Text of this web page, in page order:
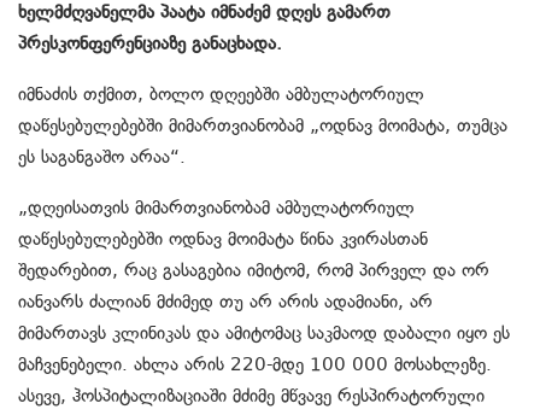
ხელმძღვანელმა პაატა იმნაძემ დღეს გამართ
პრესკონფერენციაზე განაცხადა.
იმნაძის თქმით, ბოლო დღეებში ამბულატორიულ
დაწესებულებებში მიმართვიანობამ „ოდნავ მოიმატა, თუმცა
ეს საგანგაშო არაა“.
„დღეისათვის მიმართვიანობამ ამბულატორიულ
დაწესებულებებში ოდნავ მოიმატა წინა კვირასთან
შედარებით, რაც გასაგებია იმიტომ, რომ პირველ და ორ
იანვარს ძალიან მძიმედ თუ არ არის ადამიანი, არ
მიმართავს კლინიკას და ამიტომაც საკმაოდ დაბალი იყო ეს
მაჩვენებელი. ახლა არის 220-მდე 100 000 მოსახლეზე.
ასევე, ჰოსპიტალიზაციაში მძიმე მწვავე რესპირატორული